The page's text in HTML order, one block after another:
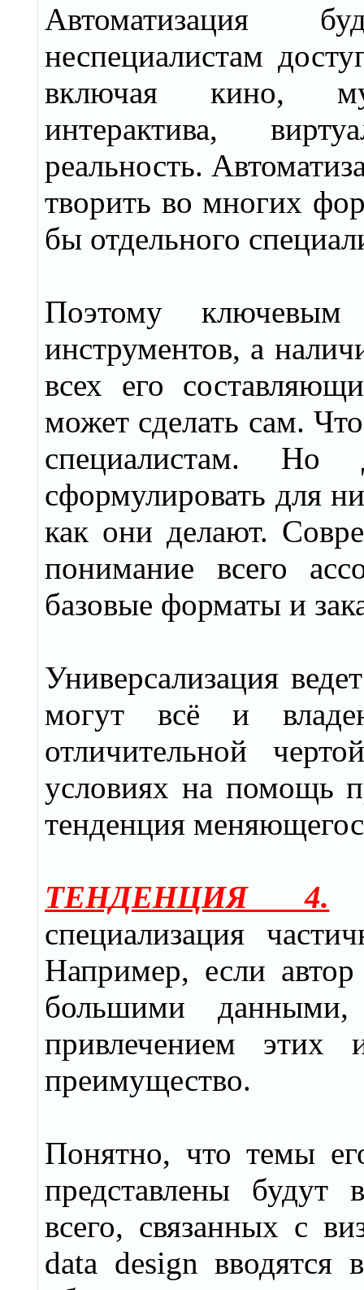
Автоматизация
неспециалистам
включая кино,
интерактива,
реальность.
творить во многих
бы отдельного
Поэтому ключевым
инструментов, а
всех его
может сделать сам.
специалистам.
сформулировать для
как они делают.
понимание всего
базовые форматы и
Универсализация
могут всё и
отличительной
условиях на помощь
тенденция
ТЕНДЕНЦИЯ 4.
специализация
Например, если
большими
привлечением этих
преимущество.
Понятно, что темы
представлены будут
всего, связанных с
data design вводятся